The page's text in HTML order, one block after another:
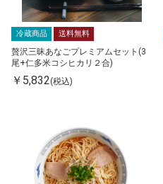
冷蔵商品 送料無料
贅沢三昧あなごプレミアムセット(3
尾+仁多米コシヒカリ２合)
￥5,832(税込)